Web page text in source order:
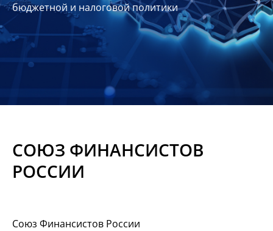
Планы
отчеты
Контакты
Материалы
бюджетной и налоговой политики
СОЮЗ ФИНАНСИСТОВ
РОССИИ
Союз Финансистов России